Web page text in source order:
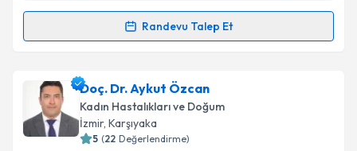
kapsamda işlenmesini kabul ediyorum.
Randevu Talep Et
Randevu Takvimi Talebi
Op. Dr. Övgü Doğaniçin randevu takvimi talebi
oluşturun. Size bu uzmandan randevu almanız için bir
takvim hazırlandığında e-posta ile bilgilendireceğiz.
Doç. Dr. Aykut Özcan
Kadın Hastalıkları ve Doğum
İzmir, Karşıyaka
5 (22 Değerlendirme)